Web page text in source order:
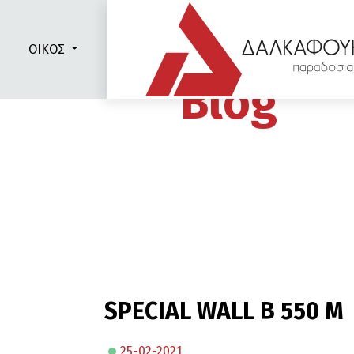
ΟΙΚΟΣ
Blog
SPECIAL WALL Β 550 Μ